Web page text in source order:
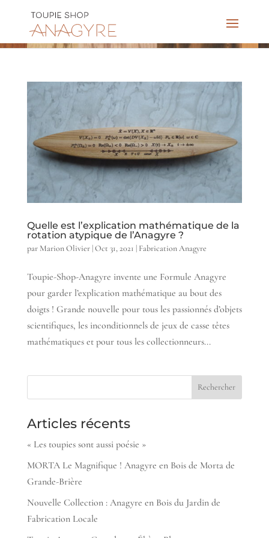
Quelle est l’explication mathématique de la
rotation atypique de l’Anagyre ?
par Marion Olivier|Oct 31, 2021 | Fabrication Anagyre
Toupie-Shop-Anagyre invente une Formule Anagyre
pour garder l’explication mathématique au bout des
doigts ! Grande nouvelle pour tous les passionnés d’objets
scientifiques, les inconditionnels de jeux de casse têtes
mathématiques et pour tous les collectionneurs...
Articles récents
« Les toupies sont aussi poésie »
MORTA Le Magnifique ! Anagyre en Bois de Morta de
Grande-Brière
Nouvelle Collection : Anagyre en Bois du Jardin de
Fabrication Locale